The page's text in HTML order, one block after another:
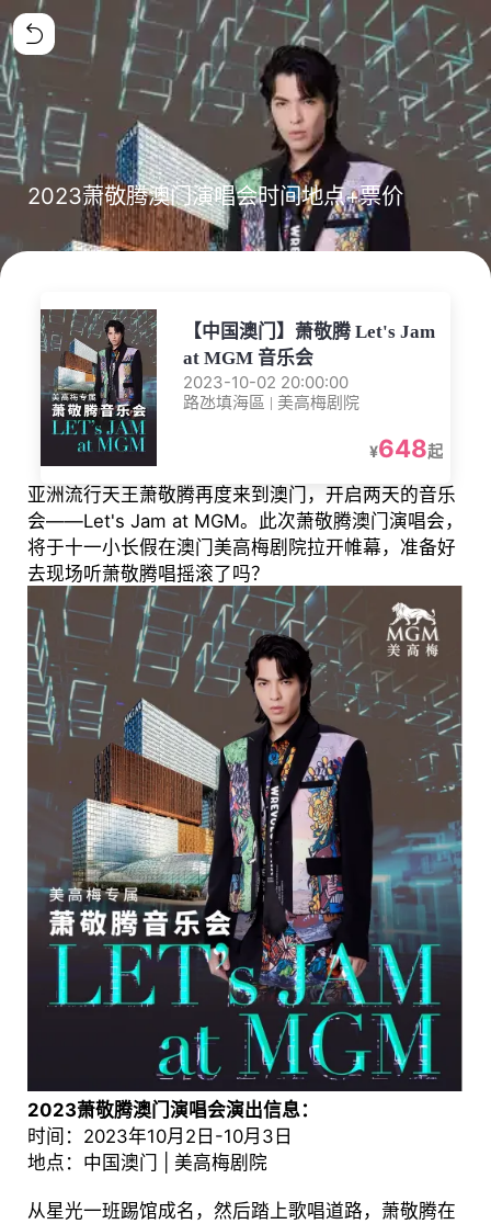
2023萧敬腾澳门演唱会时间地点+票价
【中国澳门】萧敬腾 Let's Jam
at MGM 音乐会
2023-10-02 20:00:00
路氹填海區 | 美高梅剧院
¥648起
亚洲流行天王萧敬腾再度来到澳门，开启两天的音乐
会——Let's Jam at MGM。此次萧敬腾澳门演唱会，
将于十一小长假在澳门美高梅剧院拉开帷幕，准备好
去现场听萧敬腾唱摇滚了吗？
2023萧敬腾澳门演唱会演出信息：
时间：2023年10月2日-10月3日
地点：中国澳门 | 美高梅剧院
从星光一班踢馆成名，然后踏上歌唱道路，萧敬腾在